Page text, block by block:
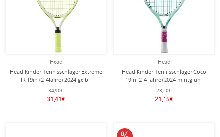
Head
Head Kinder-Tennisschläger Extreme
JR 19in (2-4Jahre) 2024 gelb -
besaitet -
34,90€
31,41€
Head
Head Kinder-Tennisschläger Coco
19in (2-4 Jahre) 2024 mintgrün-
besaitet -
23,50€
21,15€
10% reduziert